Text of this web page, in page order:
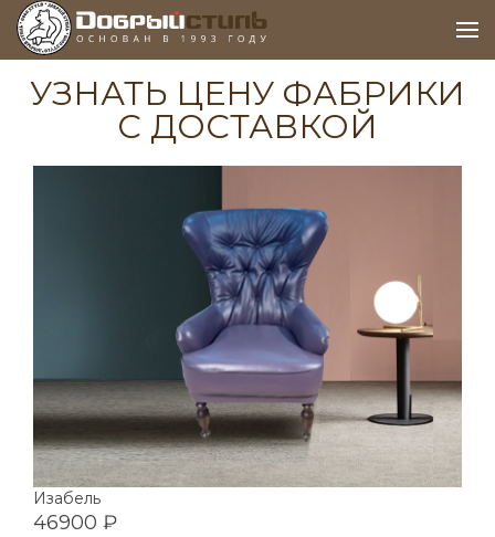
УЗНАТЬ ЦЕНУ ФАБРИКИ
С ДОСТАВКОЙ
Изабель
46900 ₽
Задайте свой вопрос
Мы перезвоним вам в течение 5 минут и
проконсультируем по любым вопросам.